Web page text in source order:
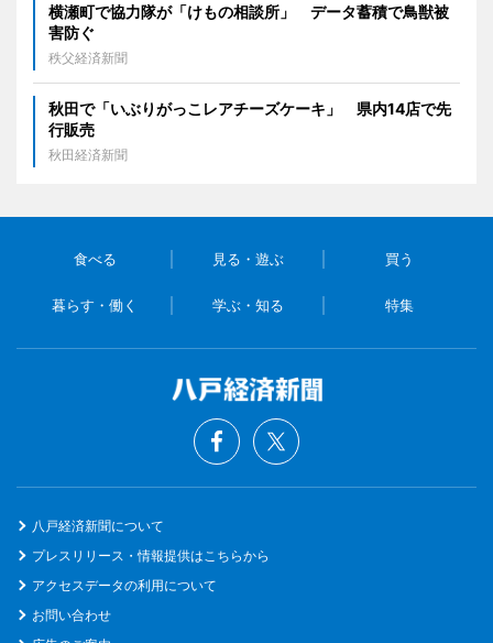
横瀬町で協力隊が「けもの相談所」 データ蓄積で鳥獣被
害防ぐ
秩父経済新聞
秋田で「いぶりがっこレアチーズケーキ」 県内14店で先
行販売
秋田経済新聞
食べる 見る・遊ぶ 買う
暮らす・働く 学ぶ・知る 特集
八戸経済新聞について
プレスリリース・情報提供はこちらから
アクセスデータの利用について
お問い合わせ